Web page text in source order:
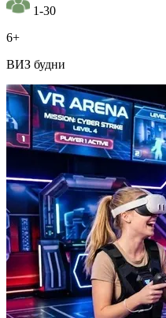
1-30
6+
ВИЗ будни